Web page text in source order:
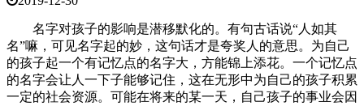
名字对孩子的影响是潜移默化的。有句古话说“人如其
名”嘛，可见名字起的妙，这句话才是夸奖人的意思。为自己
的孩子起一个有记忆点的名字大，方能锦上添花。一个记忆点
的名字会让人一下子能够记住，这在无形中为自己的孩子积累
一定的社会资源。可能在将来的某一天，自己孩子的事业会因